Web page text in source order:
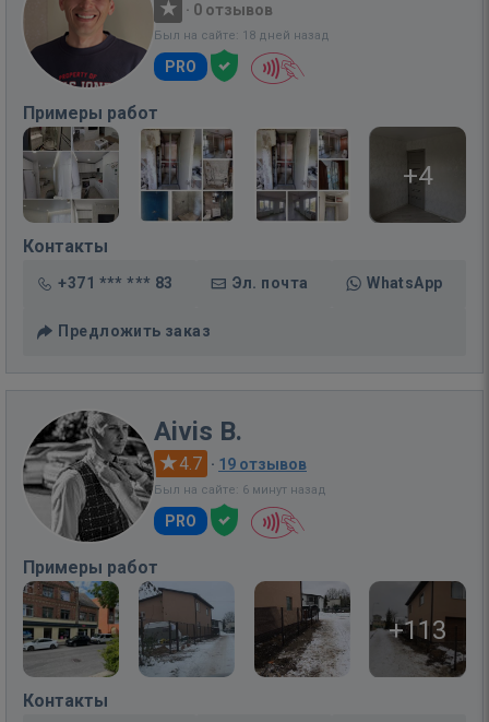
· 0 отзывов
Был на сайте: 18 дней назад
PRO
Примеры работ
+4
Контакты
+371 *** *** 83 Эл. почта WhatsApp
Предложить заказ
Aivis B.
4.7 · 19 отзывов
Был на сайте: 6 минут назад
PRO
Примеры работ
+113
Контакты